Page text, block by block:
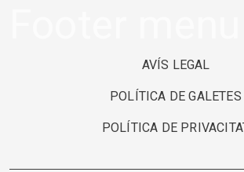
AVÍS LEGAL
POLÍTICA DE GALETES
POLÍTICA DE